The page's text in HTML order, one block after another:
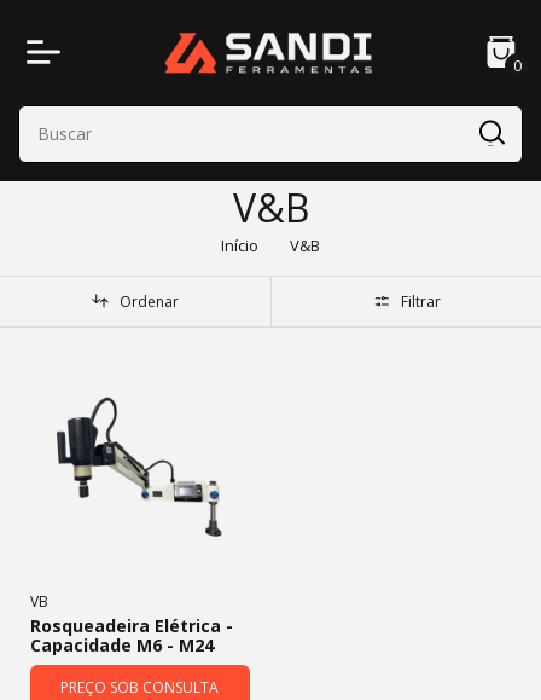
0
V&B
Início V&B
Ordenar Filtrar
VB
Rosqueadeira Elétrica -
Capacidade M6 - M24
PREÇO SOB CONSULTA